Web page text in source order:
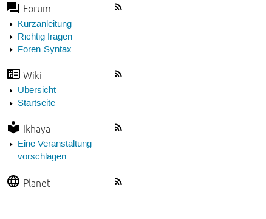
Forum
Kurzanleitung
Richtig fragen
Foren-Syntax
Wiki
Übersicht
Startseite
Ikhaya
Eine Veranstaltung
vorschlagen
Planet